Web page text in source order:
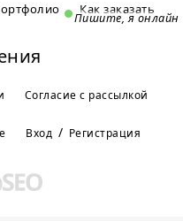
Как заказать
Согласие с рассылкой
Вход / Регистрация
Пишите, я онлайн